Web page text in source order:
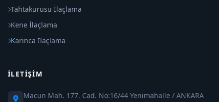
Tahtakurusu İlaçlama
Kene İlaçlama
Karınca İlaçlama
İLETIŞIM
Macun Mah. 177. Cad. No:16/44 Yenimahalle / ANKARA